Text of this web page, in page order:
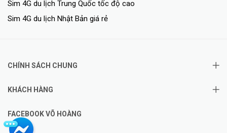
Sim 4G du lịch Trung Quốc tốc độ cao
Sim 4G du lịch Nhật Bản giá rẻ
CHÍNH SÁCH CHUNG
KHÁCH HÀNG
FACEBOOK VÕ HOÀNG